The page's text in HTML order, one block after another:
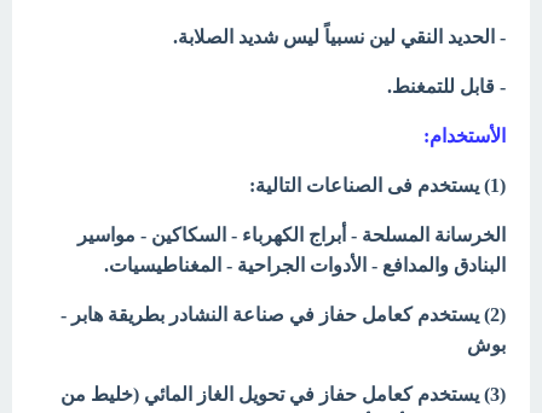
- الحديد النقي لين نسبياً ليس شديد الصلابة.
- قابل للتمغنط.
الأستخدام:
(1) يستخدم فى الصناعات التالية:
الخرسانة المسلحة - أبراج الكهرباء - السكاكين - مواسير
البنادق والمدافع - الأدوات الجراحية - المغناطيسيات.
(2) يستخدم كعامل حفاز في صناعة النشادر بطريقة هابر -
بوش
(3) يستخدم كعامل حفاز في تحويل الغاز المائي (خليط من